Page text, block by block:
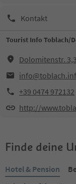
Kontakt
Tourist Info Toblach/
Dolomitenstr.
+39 0474 972132
http://
Finde deine
Hotel & Pension